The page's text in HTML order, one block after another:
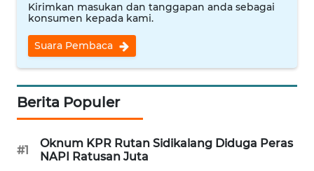
Kirimkan masukan dan tanggapan anda sebagai
konsumen kepada kami.
Suara Pembaca
Berita Populer
#1
Oknum KPR Rutan Sidikalang Diduga Peras
NAPI Ratusan Juta
WN
CIREBON
INDRAMAYU
KUNINGAN